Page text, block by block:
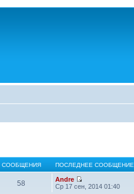
СООБЩЕНИЯ ПОСЛЕДНЕЕ СООБЩЕНИЕ
58
Andre
Ср 17 сен, 2014 01:40